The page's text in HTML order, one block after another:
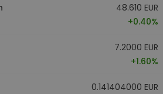
48.610 EUR
+0.40%
7.2000 EUR
+1.60%
0.141404000 EUR